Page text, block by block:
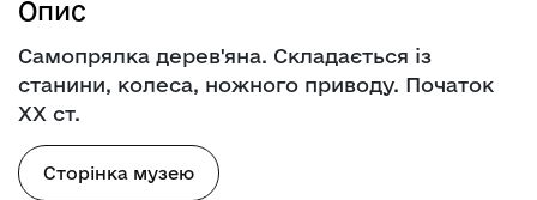
Опис
Самопрялка дерев'яна. Складається із
станини, колеса, ножного приводу. Початок
XX ст.
Сторінка музею